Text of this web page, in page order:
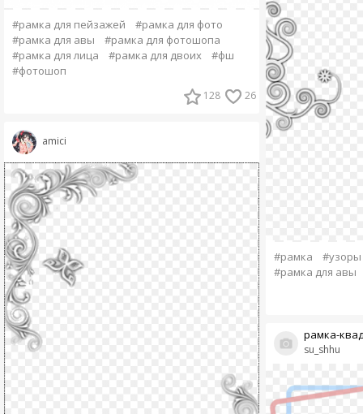
#рамка для пейзажей
#рамка для фото
#рамка для авы
#рамка для фотошопа
#рамка для лица
#рамка для двоих
#фш
#фотошоп
128 26
amici
#рамка
#узоры
#рамка для авы
su_shhu
рамка-